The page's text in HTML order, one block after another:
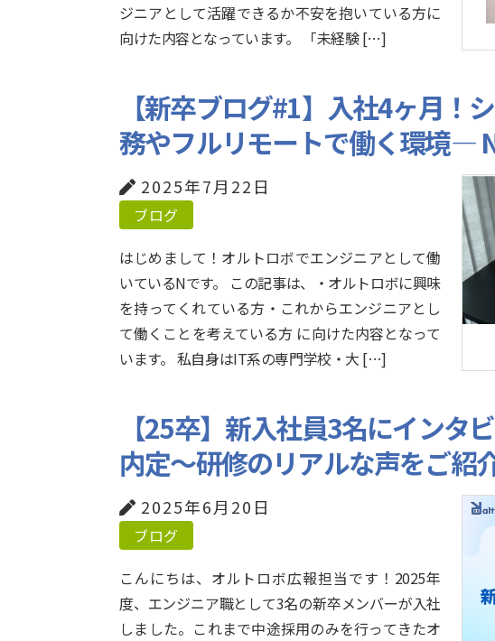
ジニアとして活躍できるか不安を抱いている方に
向けた内容となっています。 「未経験 […]
【新卒ブログ#1】入社4ヶ月！
務やフルリモートで働く環境—
2025年7月22日
ブログ
はじめまして！オルトロボでエンジニアとして働
いているNです。 この記事は、・オルトロボに興味
を持ってくれている方・これからエンジニアとし
て働くことを考えている方 に向けた内容となって
います。 私自身はIT系の専門学校・大 […]
【25卒】新入社員3名にインタ
内定～研修のリアルな声をご紹
2025年6月20日
ブログ
こんにちは、オルトロボ広報担当です！2025年
度、エンジニア職として3名の新卒メンバーが入社
しました。これまで中途採用のみを行ってきたオ